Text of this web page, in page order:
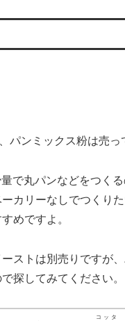
パンミックス粉は売っ
で丸パンなどをつく
ーカリーなしでつくり
めですよ。
ストは別売りですが
探してみてください。
コッタ